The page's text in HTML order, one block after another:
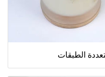
الطبقات